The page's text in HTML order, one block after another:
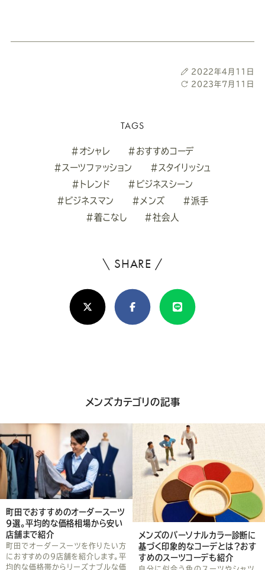
投
稿
2022年4月11日
最
2023年7月11日
TAGS
#オシャレ
#おすすめコーデ
#スーツファッション
#スタイリッシュ
#トレンド
#ビジネスシーン
#ビジネスマン
#メンズ
#派手
#着こなし
#社会人
\ SHARE /
ろ
し
け
シ
ア
し
て
く
だ
さ
X(Twitter)FacebookLine
メンズカテゴリの記事
町田でおすすめのオーダースーツ
9選。平均的な価格相場から安い
店舗まで紹介
町田でオーダースーツを作りたい方
におすすめの9店舗を紹介します。平
均的な価格帯からリーズナブルな価
メンズのパーソナルカラー診断に
基づく印象的なコーデとは？おす
すめのスーツコーデも紹介